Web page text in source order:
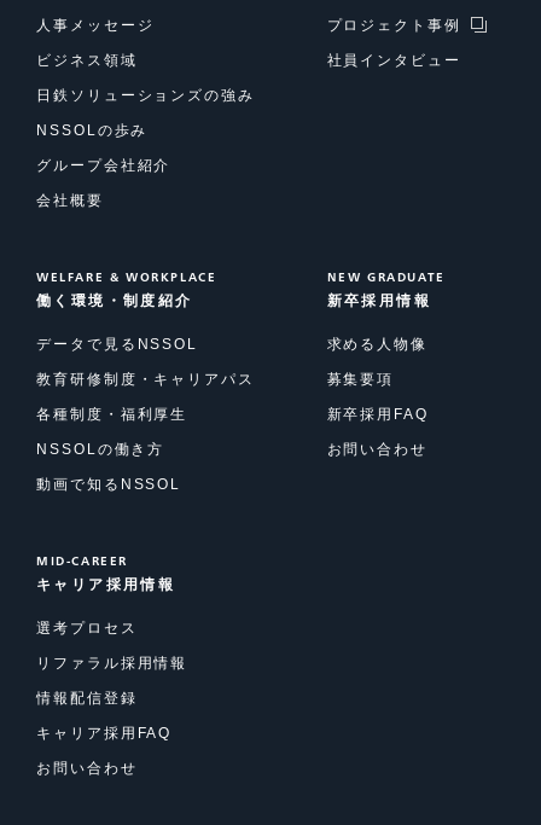
人事メッセージ
ビジネス領域
日鉄ソリューションズの強み
NSSOLの歩み
グループ会社紹介
会社概要
プロジェクト事例
社員インタビュー
WELFARE & WORKPLACE
働く環境・制度紹介
データで見るNSSOL
教育研修制度・キャリアパス
各種制度・福利厚生
NSSOLの働き方
動画で知るNSSOL
NEW GRADUATE
新卒採用情報
求める人物像
募集要項
新卒採用FAQ
お問い合わせ
MID-CAREER
キャリア採用情報
選考プロセス
リファラル採用情報
情報配信登録
キャリア採用FAQ
お問い合わせ